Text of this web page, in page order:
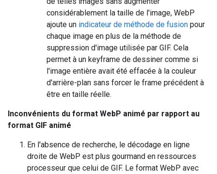
considérablement la taille de l'image, WebP
ajoute un indicateur de méthode de fusion pour
chaque image en plus de la méthode de
suppression d'image utilisée par GIF. Cela
permet à un keyframe de dessiner comme si
l'image entière avait été effacée à la couleur
d'arrière-plan sans forcer le frame précédent à
être en taille réelle.
Inconvénients du format WebP animé par rapport au
format GIF animé
En l'absence de recherche, le décodage en ligne
droite de WebP est plus gourmand en ressources
processeur que celui de GIF. Le format WebP avec